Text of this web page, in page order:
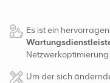
das Unternehmen über
Fabrikvertriebszentren
Es ist ein
Um der sich